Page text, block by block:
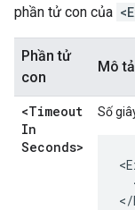
phần tử con của
Phần tử
con
Mô tả
<Timeout
In
Seconds>
Số
<
</